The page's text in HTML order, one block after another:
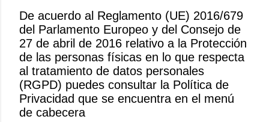
P
u
b
l
i
c
a
De acuerdo al Reglamento (UE) 2016/679
del Parlamento Europeo y del Consejo de
27 de abril de 2016 relativo a la Protección
de las personas físicas en lo que respecta
al tratamiento de datos personales
(RGPD) puedes consultar la Política de
Privacidad que se encuentra en el menú
de cabecera